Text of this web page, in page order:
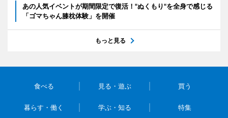
あの人気イベントが期間限定で復活！"ぬくもり"を全身で感じる
「ゴマちゃん膝枕体験」を開催
もっと見る
食べる 見る・遊ぶ 買う
暮らす・働く 学ぶ・知る 特集